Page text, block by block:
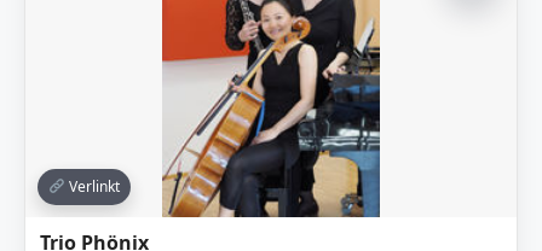
Verlinkt
Trio Phönix